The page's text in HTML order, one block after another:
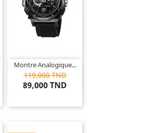
Montre Analogique...
119,000 TND
89,000 TND